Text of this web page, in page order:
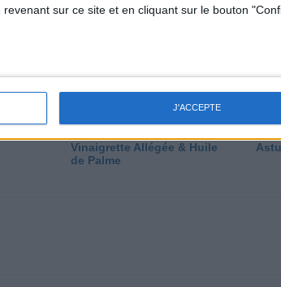
sur ce site et en cliquant sur le bouton
J'ACCEPTE
Vinaigrette Allégée & Huile
de Palme